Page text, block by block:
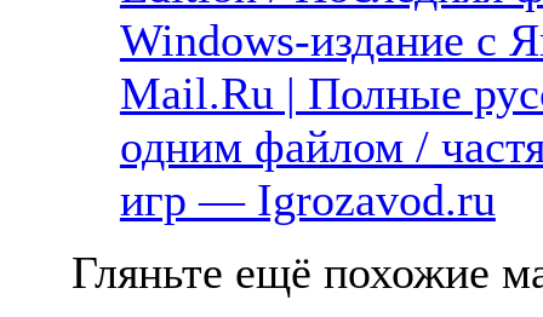
Windows-издание с
Mail.Ru | Полные
одним файлом /
игр — Igrozavod.ru
Гляньте ещё похожие